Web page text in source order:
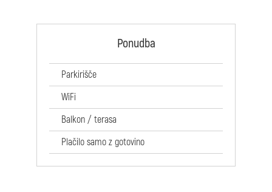
Ponudba
Parkirišče
WiFi
Balkon / terasa
Plačilo samo z gotovino